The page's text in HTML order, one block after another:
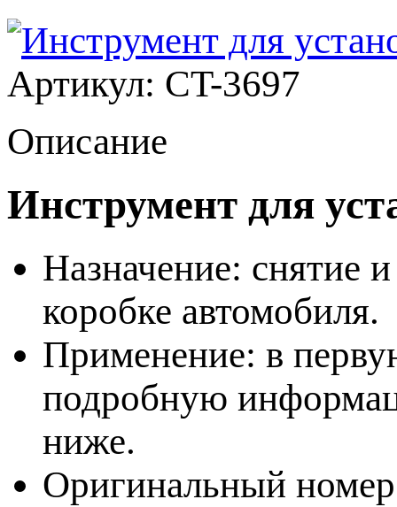
Артикул: CT-3697
Описание
Инструмент для
Назначение: снятие
коробке автомобиля.
Применение: в
подробную
ниже.
Оригинальный